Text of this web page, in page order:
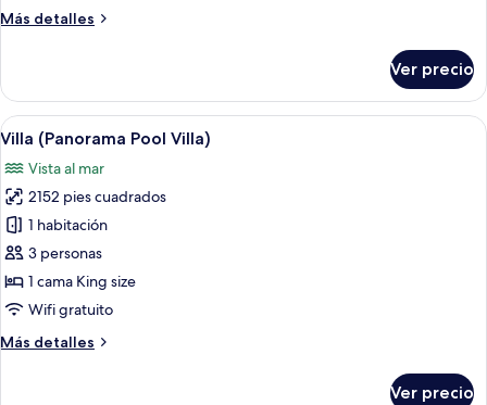
size
Villa)
Más detalles
Más
1
cama
King
(Hideaway
Pool
Villa)
Ver precio
Abrir
todas
las
fotos
de
Villa
(Panorama
Pool
Un dormitorio con una cama
5
Villa (Panorama Pool Villa)
Vista al mar
2152 pies cuadrados
1 habitación
3 personas
1 cama King size
Wifi gratuito
Más detalles
Más
Ver precio